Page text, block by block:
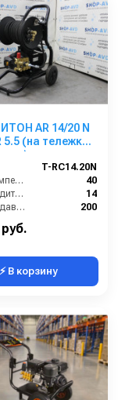
AR 14/20 N
5.5 (на тележке с
T-RC14.20N
Макс. температура воды (°C):
40
Производительность (л/мин):
14
Рабочее давление (бар):
200
Мощность (кВт):
⚡ В корзину